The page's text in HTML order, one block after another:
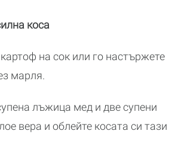
коса
на сок или го настържете
марля.
лъжица мед и две супени
вера и облейте косата си тази